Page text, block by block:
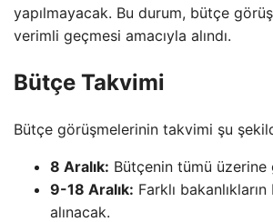
yapılmayacak. Bu durum, bütçe
verimli geçmesi amacıyla alındı.
Bütçe Takvimi
Bütçe görüşmelerinin takvimi şu
8 Aralık: Bütçenin tümü üzerine
9-18 Aralık: Farklı
alınacak.